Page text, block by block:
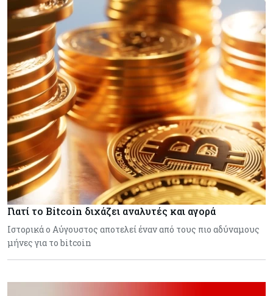
Γιατί το Bitcoin διχάζει αναλυτές και αγορά
Ιστορικά ο Αύγουστος αποτελεί έναν από τους πιο αδύναμους
μήνες για το bitcoin